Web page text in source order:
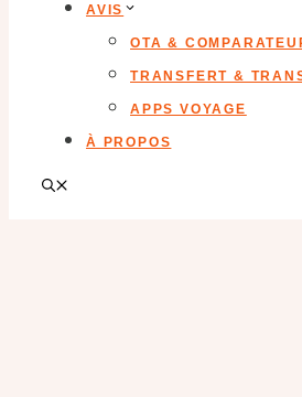
AVIS
OTA &
TRANSFERT &
APPS VOYAGE
À PROPOS